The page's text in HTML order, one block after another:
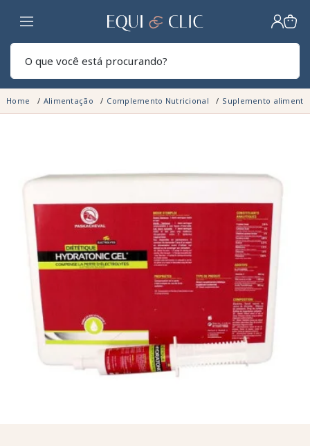
Lar
Home Alimentação Complemento Nutricional Suplemento